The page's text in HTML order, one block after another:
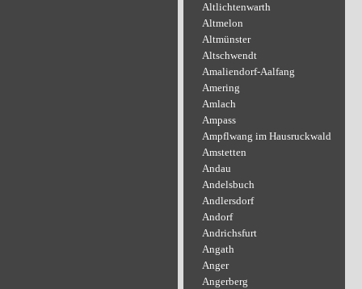
Altlichtenwarth
Altmelon
Altmünster
Altschwendt
Amaliendorf-Aalfang
Amering
Amlach
Ampass
Ampflwang im Hausruckwald
Amstetten
Andau
Andelsbuch
Andlersdorf
Andorf
Andrichsfurt
Angath
Anger
Angerberg